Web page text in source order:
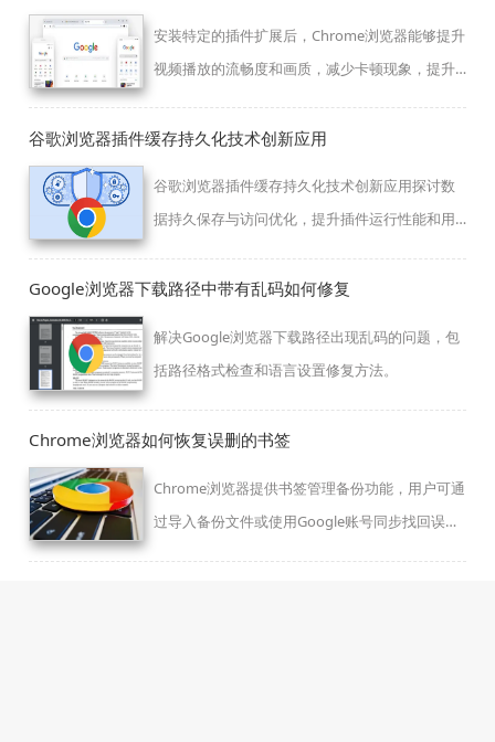
安装特定的插件扩展后，Chrome浏览器能够提升
视频播放的流畅度和画质，减少卡顿现象，提升
谷歌浏览器插件缓存持久化技术创新应用
谷歌浏览器插件缓存持久化技术创新应用探讨数
据持久保存与访问优化，提升插件运行性能和用
Google浏览器下载路径中带有乱码如何修复
解决Google浏览器下载路径出现乱码的问题，包
括路径格式检查和语言设置修复方法。
Chrome浏览器如何恢复误删的书签
Chrome浏览器提供书签管理备份功能，用户可通
过导入备份文件或使用Google账号同步找回误删